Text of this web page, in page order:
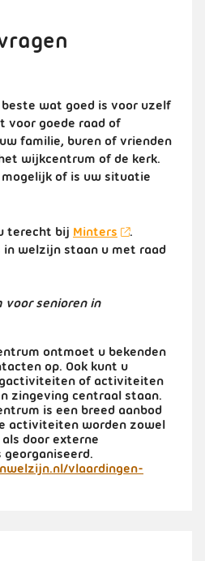
wat goed is voor uzelf
voor goede raad of
familie, buren of vrienden
wijkcentrum of de kerk.
of is uw situatie
terecht bij Minters
.
in welzijn staan u met raad
voor senioren in
ontmoet u bekenden
op. Ook kunt u
of activiteiten
zingeving centraal staan.
is een breed aanbod
activiteiten worden zowel
door externe
vlaardingen-